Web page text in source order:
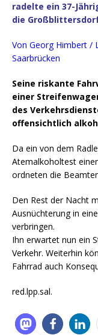
radelte ein 37-
die
Von Georg Himbert /
Saarbrücken
Seine riskante
einer
des
offensichtlich
Da ein von dem
Atemalkoholtest
ordneten die
Den Rest der Nacht
Ausnüchterung in
verbringen.
Ihn erwartet nun ein
Verkehr. Weiterhin
Fahrrad auch
red.lpp.sal.